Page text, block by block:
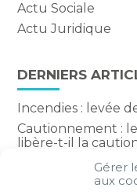
Gérer
aux
Actu Sociale
Actu Juridique
DERNIERS
Incendies : levée
Cautionnement :
libère-t-il la
Transport fluvial
financière